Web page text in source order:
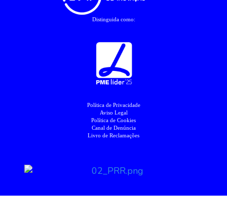
Distinguida como:
Política de Privacidade
Aviso Legal
Política de Cookies
Canal de Denúncia
Livro de Reclamações